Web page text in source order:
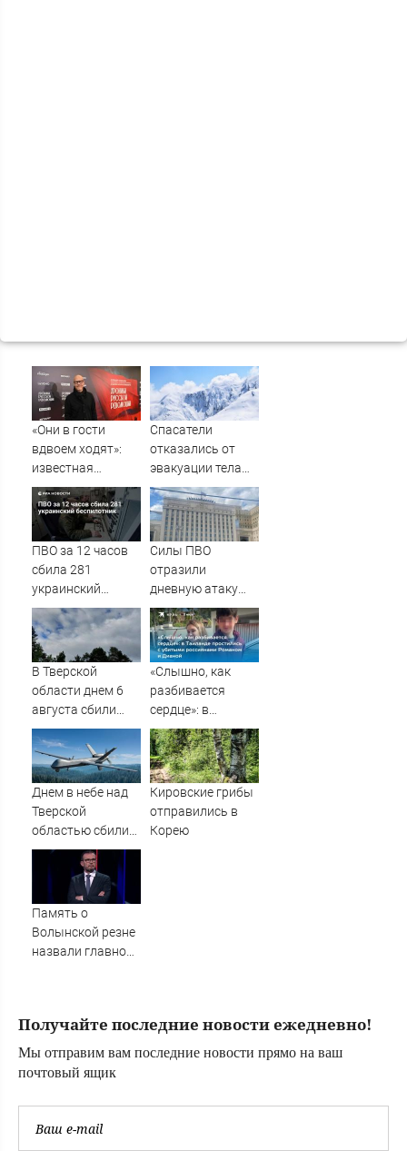
«Они в гости
вдвоем ходят»:
известная
журналистка
подтвердила
роман
Бондарчука и
Исаковой
Спасатели
отказались от
эвакуации тела
Натальи
Наговицыной с
семитысячника
ПВО за 12 часов
сбила 281
украинский
беспилотник
Силы ПВО
отразили
дневную атаку
БПЛА на
Рязанскую
область
В Тверской
области днем 6
августа сбили
украинские БПЛА
«Слышно, как
разбивается
сердце»: в
Таиланде
простились с
убитыми
россиянами
Дианой
Днем в небе над
Тверской
областью сбили
БПЛА
Кировские грибы
отправились в
Корею
Память о
Волынской резне
назвали главной
Новости на
Получайте последние новости ежедневно!
Мы отправим вам последние новости прямо на ваш
почтовый ящик